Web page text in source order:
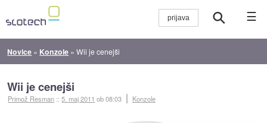
☰
Novice » Konzole »Wii je cenejši
Wii je cenejši
Primož Resman ::5. maj 2011 ob 08:03 Konzole